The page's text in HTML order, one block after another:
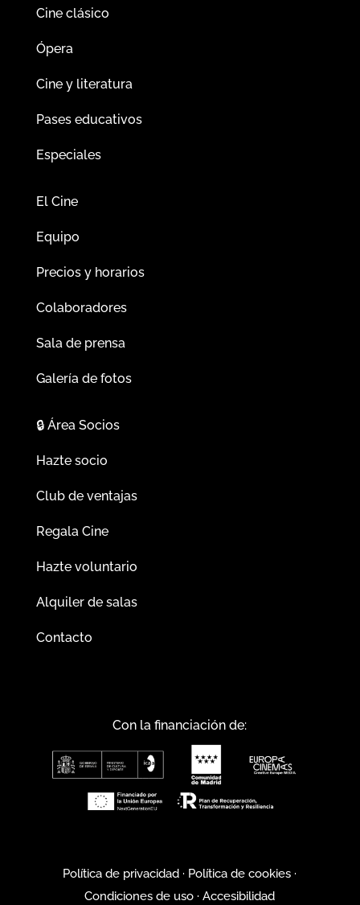
Cine clásico
Ópera
Cine y literatura
Pases educativos
Especiales
El Cine
Equipo
Precios y horarios
Colaboradores
Sala de prensa
Galería de fotos
🔒Área Socios
Hazte socio
Club de ventajas
Regala Cine
Hazte voluntario
Alquiler de salas
Contacto
Con la financiación de:
Política de privacidad · Política de cookies ·
Condiciones de uso ·Accesibilidad